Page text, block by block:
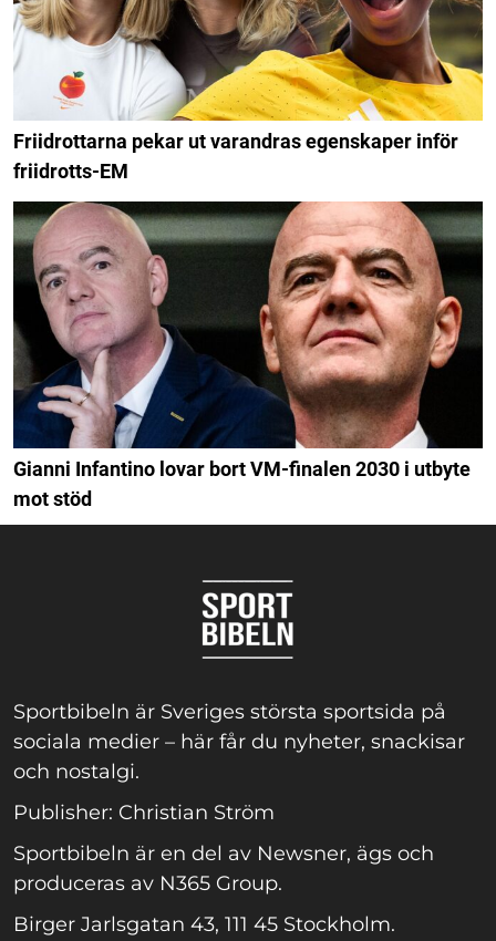
Friidrottarna pekar ut varandras egenskaper inför
friidrotts-EM
Gianni Infantino lovar bort VM-finalen 2030 i utbyte
mot stöd
Sportbibeln är Sveriges största sportsida på
sociala medier – här får du nyheter, snackisar
och nostalgi.
Publisher: Christian Ström
Sportbibeln är en del av Newsner, ägs och
produceras av N365 Group.
Birger Jarlsgatan 43, 111 45 Stockholm.